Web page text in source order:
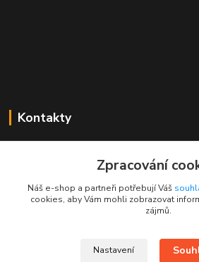
Kontakty
+420 725 613 837
info@rajklubicek.cz
Zpracování
Náš e-shop a partneři potřebují Váš
cookies, aby Vám mohli zobrazovat
zájmů.
Nastavení